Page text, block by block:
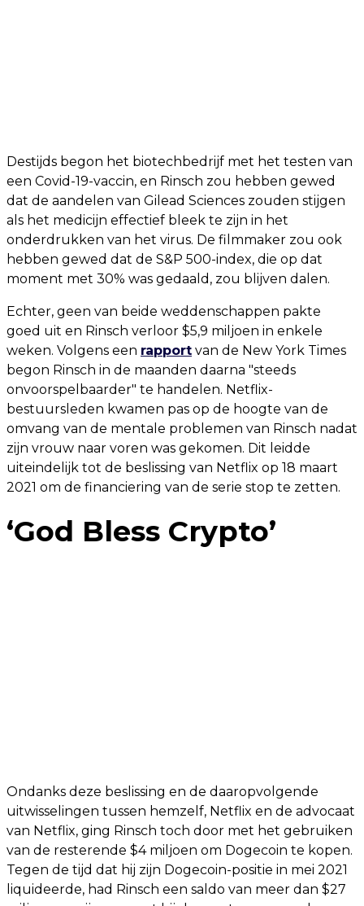
Destijds begon het biotechbedrijf met het testen van
een Covid-19-vaccin, en Rinsch zou hebben gewed
dat de aandelen van Gilead Sciences zouden stijgen
als het medicijn effectief bleek te zijn in het
onderdrukken van het virus. De filmmaker zou ook
hebben gewed dat de S&P 500-index, die op dat
moment met 30% was gedaald, zou blijven dalen.
Echter, geen van beide weddenschappen pakte
goed uit en Rinsch verloor $5,9 miljoen in enkele
weken. Volgens een rapport van de New York Times
begon Rinsch in de maanden daarna "steeds
onvoorspelbaarder" te handelen. Netflix-
bestuursleden kwamen pas op de hoogte van de
omvang van de mentale problemen van Rinsch nadat
zijn vrouw naar voren was gekomen. Dit leidde
uiteindelijk tot de beslissing van Netflix op 18 maart
2021 om de financiering van de serie stop te zetten.
‘God Bless Crypto’
Ondanks deze beslissing en de daaropvolgende
uitwisselingen tussen hemzelf, Netflix en de advocaat
van Netflix, ging Rinsch toch door met het gebruiken
van de resterende $4 miljoen om Dogecoin te kopen.
Tegen de tijd dat hij zijn Dogecoin-positie in mei 2021
liquideerde, had Rinsch een saldo van meer dan $27